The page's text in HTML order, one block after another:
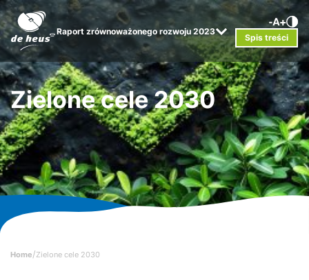
Raport zrównoważonego rozwoju 2023
Spis treści
Zielone cele 2030
Home/Zielone cele 2030